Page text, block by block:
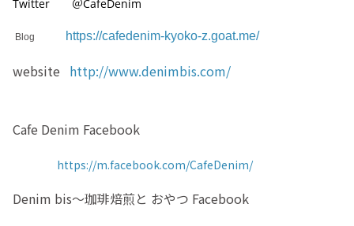
Twitter ＠CafeDenim
Blog https://cafedenim-kyoko-z.goat.me/
website http://www.denimbis.com/
Cafe Denim Facebook
https://m.facebook.com/CafeDenim/
Denim bis〜珈琲焙煎と おやつ Facebook